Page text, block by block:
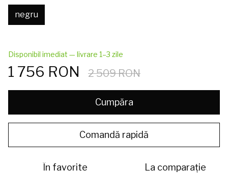
negru
Disponibil imediat — livrare 1–3 zile
1 756 RON 2 509 RON
Cumpăra
Comandă rapidă
În favorite La comparație